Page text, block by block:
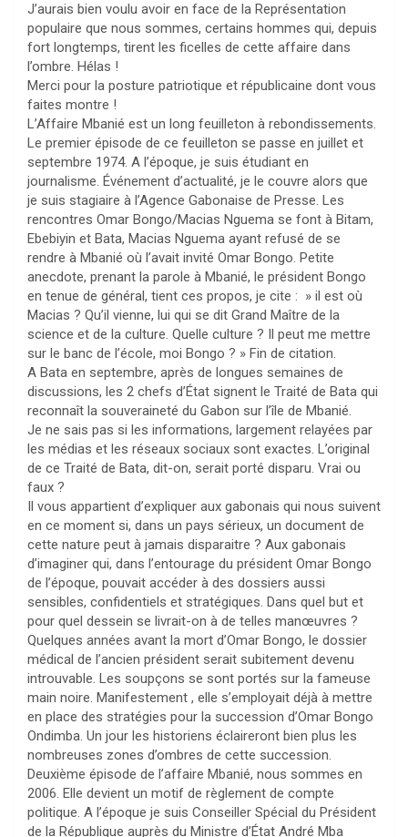
J’aurais bien voulu avoir en face de la Représentation
populaire que nous sommes, certains hommes qui, depuis
fort longtemps, tirent les ficelles de cette affaire dans
l’ombre. Hélas !
Merci pour la posture patriotique et républicaine dont vous
faites montre !
L’Affaire Mbanié est un long feuilleton à rebondissements.
Le premier épisode de ce feuilleton se passe en juillet et
septembre 1974. A l’époque, je suis étudiant en
journalisme. Événement d’actualité, je le couvre alors que
je suis stagiaire à l’Agence Gabonaise de Presse. Les
rencontres Omar Bongo/Macias Nguema se font à Bitam,
Ebebiyin et Bata, Macias Nguema ayant refusé de se
rendre à Mbanié où l’avait invité Omar Bongo. Petite
anecdote, prenant la parole à Mbanié, le président Bongo
en tenue de général, tient ces propos, je cite : » il est où
Macias ? Qu’il vienne, lui qui se dit Grand Maître de la
science et de la culture. Quelle culture ? Il peut me mettre
sur le banc de l’école, moi Bongo ? » Fin de citation.
A Bata en septembre, après de longues semaines de
discussions, les 2 chefs d’État signent le Traité de Bata qui
reconnaît la souveraineté du Gabon sur l’île de Mbanié.
Je ne sais pas si les informations, largement relayées par
les médias et les réseaux sociaux sont exactes. L’original
de ce Traité de Bata, dit-on, serait porté disparu. Vrai ou
faux ?
Il vous appartient d’expliquer aux gabonais qui nous suivent
en ce moment si, dans un pays sérieux, un document de
cette nature peut à jamais disparaitre ? Aux gabonais
d’imaginer qui, dans l’entourage du président Omar Bongo
de l’époque, pouvait accéder à des dossiers aussi
sensibles, confidentiels et stratégiques. Dans quel but et
pour quel dessein se livrait-on à de telles manœuvres ?
Quelques années avant la mort d’Omar Bongo, le dossier
médical de l’ancien président serait subitement devenu
introuvable. Les soupçons se sont portés sur la fameuse
main noire. Manifestement , elle s’employait déjà à mettre
en place des stratégies pour la succession d’Omar Bongo
Ondimba. Un jour les historiens éclaireront bien plus les
nombreuses zones d’ombres de cette succession.
Deuxième épisode de l’affaire Mbanié, nous sommes en
2006. Elle devient un motif de règlement de compte
politique. A l’époque je suis Conseiller Spécial du Président
de la République auprès du Ministre d’État André Mba